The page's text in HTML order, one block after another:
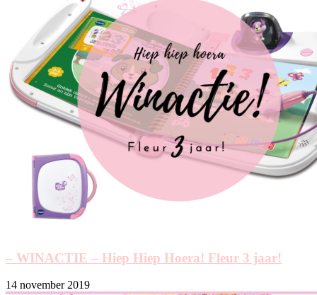
– WINACTIE – Hiep Hiep Hoera! Fleur 3 jaar!
14 november 2019